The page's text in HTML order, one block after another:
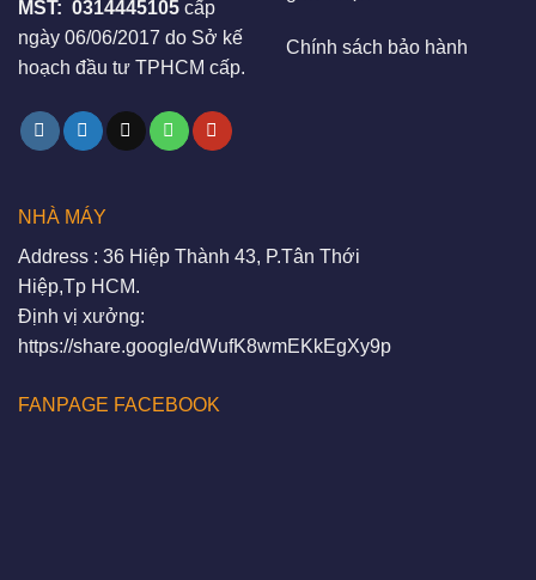
MST: 0314445105 cấp
ngày 06/06/2017 do Sở kế
hoạch đầu tư TPHCM cấp.
Chính sách bảo hành
NHÀ MÁY
Address : 36 Hiệp Thành 43, P.Tân Thới
Hiệp,Tp HCM.
Định vị xưởng:
https://share.google/dWufK8wmEKkEgXy9p
FANPAGE FACEBOOK